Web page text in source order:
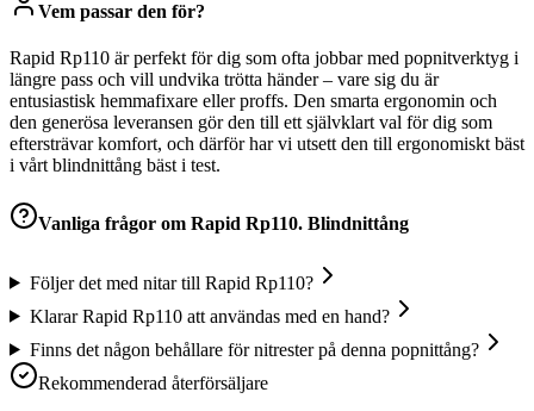
Vem passar den för?
Rapid Rp110 är perfekt för dig som ofta jobbar med popnitverktyg i
längre pass och vill undvika trötta händer – vare sig du är
entusiastisk hemmafixare eller proffs. Den smarta ergonomin och
den generösa leveransen gör den till ett självklart val för dig som
eftersträvar komfort, och därför har vi utsett den till ergonomiskt bäst
i vårt blindnittång bäst i test.
Vanliga frågor om Rapid Rp110. Blindnittång
Följer det med nitar till Rapid Rp110?
Klarar Rapid Rp110 att användas med en hand?
Finns det någon behållare för nitrester på denna popnittång?
Rekommenderad återförsäljare